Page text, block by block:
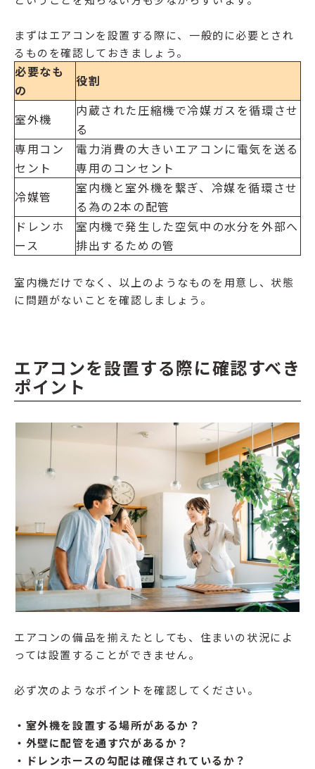
まずはエアコンを設置する際に、一般的に必要とされ
るものを確認しておきましょう。
必要なも
の
役割
室外機
内蔵された圧縮機で冷媒ガスを循環させ
る
専用コン
セント
電力消費の大きいエアコンに電気を送る
専用のコンセント
冷媒管
室内機と室外機を繋ぎ、冷媒を循環させ
る為の2本の配管
ドレンホ
ース
室内機で発生した空気中の水分を外部へ
排出するための管
室内機だけでなく、以上のようなものを用意し、状態
に問題がないことを確認しましょう。
エアコンを設置する際に確認すべき
ポイント
エアコンの備品を揃えたとしても、住まいの状況によ
っては設置することができません。
必ず次のようなポイントを確認してください。
・室外機を設置する場所があるか？
・外壁に配管を通す穴があるか？
・ドレンホースの勾配は確保されているか？